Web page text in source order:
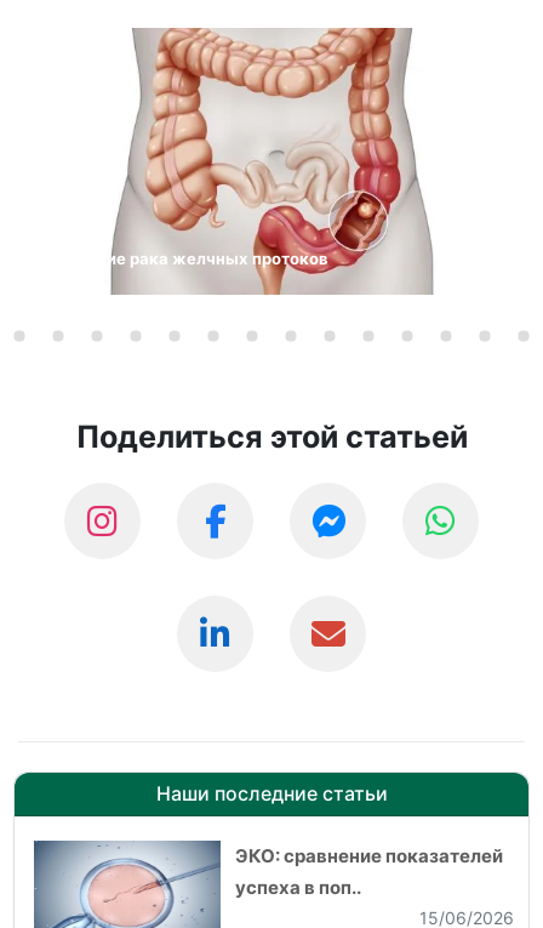
Лечение рака желчных протоков
Поделиться этой статьей
Наши последние статьи
ЭКО: сравнение показателей
успеха в поп..
15/06/2026